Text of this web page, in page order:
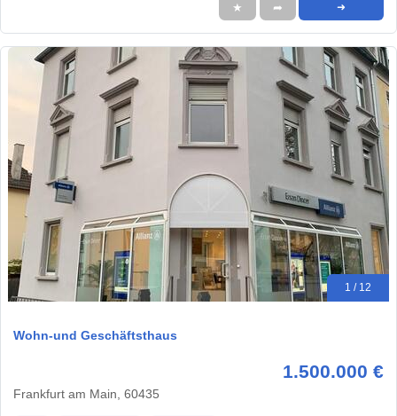
★ ➦ ➜
1 / 12
Wohn-und Geschäftsthaus
1.500.000 €
Frankfurt am Main, 60435